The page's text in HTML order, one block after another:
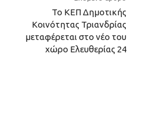
Το ΚΕΠ Δημοτικής
Κοινότητας Τριανδρίας
μεταφέρεται στο νέο του
χώρο Ελευθερίας 24